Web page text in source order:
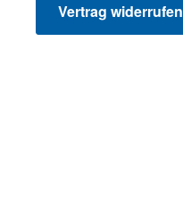
Vertrag widerrufen